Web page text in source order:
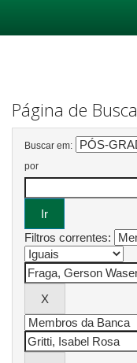
Página de Busca
Buscar em:
por
Filtros correntes: